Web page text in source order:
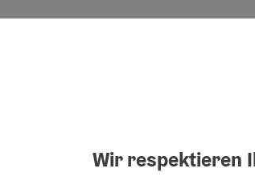
Kater, Hündin, Rüde, Nagetiere)
Operationen, Osteosynthesen und
mit der Tierklinik Vöcklabruck.
Wir respektieren